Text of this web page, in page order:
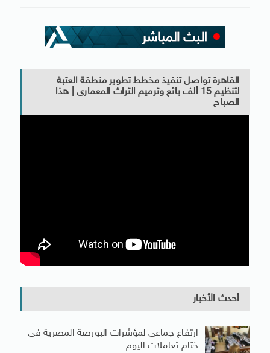
القاهرة تواصل تنفيذ مخطط تطوير منطقة العتبة
لتنظيم 15 ألف بائع وترميم التراث المعمارى | هذا
الصباح
أحدث الأخبار
ارتفاع جماعى لمؤشرات البورصة المصرية فى
ختام تعاملات اليوم